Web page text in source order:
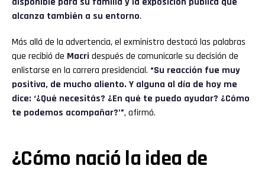
alcanza también a su entorno.
Más allá de la advertencia, el exministro destacó las palabras
que recibió de Macri después de comunicarle su decisión de
enlistarse en la carrera presidencial. “Su reacción fue muy
positiva, de mucho aliento. Y alguna al día de hoy me
dice: ‘¿Qué necesitás? ¿En qué te puedo ayudar? ¿Cómo
te podemos acompañar?’”, afirmó.
¿Cómo nació la idea de